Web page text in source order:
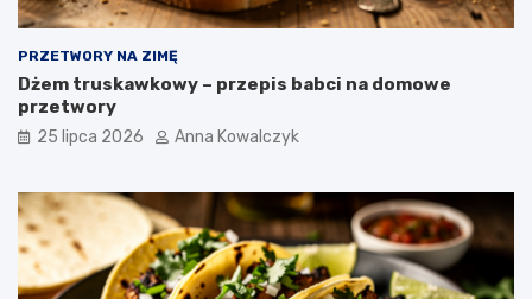
PRZETWORY NA ZIMĘ
Dżem truskawkowy – przepis babci na domowe
przetwory
25 lipca 2026 Anna Kowalczyk